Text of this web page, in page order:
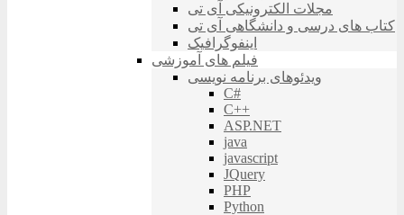
مجلات الکترونیکی آی تی
کتاب های درسی و دانشگاهی آی تی
اینفوگرافیک
فیلم های آموزشی
ویدئوهای برنامه نویسی
C#
C++
ASP.NET
java
javascript
JQuery
PHP
Python